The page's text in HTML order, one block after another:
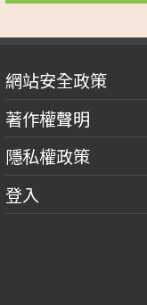
網站安全政策
著作權聲明
隱私權政策
登入